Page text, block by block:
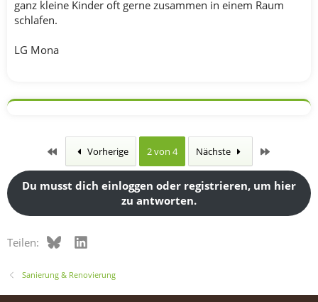
ganz kleine Kinder oft gerne zusammen in einem Raum
schlafen.
LG Mona
Erste Vorherige 2 von 4 Nächste
Du musst dich einloggen oder registrieren, um hier
zu antworten.
Teilen: BlueskyLinkedIn
Sanierung & Renovierung